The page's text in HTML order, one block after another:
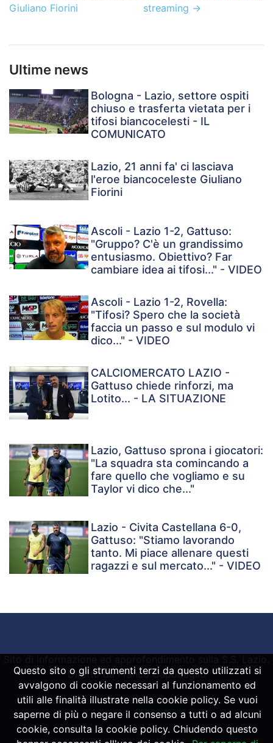
Giuliano Fiorini
streaming →
Ultime news
Bologna - Lazio, settore ospiti
chiuso e trasferta vietata per i
tifosi biancocelesti - IL
COMUNICATO
Lazio, 21 anni fa' ci lasciava
l'eroe biancoceleste Giuliano
Fiorini
Ascoli - Lazio 1-2, Gattuso:
"Gruppo? C'è un grandissimo
entusiasmo. Obiettivo? Far
cambiare idea ai tifosi..." - VIDEO
Ascoli - Lazio 1-2, Rovella:
"Tifosi? Spero che la società
faccia un passo e sul modulo vi
dico..." - VIDEO
CALCIOMERCATO LAZIO -
Gattuso chiede rinforzi, ma
Lotito... - LA SITUAZIONE
Lazio, Gattuso sprona i giocatori:
"La squadra sta comincando a
fare quello che vogliamo e su
Taylor vi dico che..."
Lazio - Civita Castellana 6-0,
Gattuso: "Stiamo lavorando
tanto. Mi piace allenare questi
ragazzi e sul mercato..." - VIDEO
Diretto da Franco Capodaglio
Powered bySpheraHouse
Questo sito o gli strumenti terzi da questo utilizzati si
avvalgono di cookie necessari al funzionamento ed
utili alle finalità illustrate nella cookie policy. Se vuoi
saperne di più o negare il consenso a tutti o ad alcuni
cookie, consulta la cookie policy. Chiudendo questo